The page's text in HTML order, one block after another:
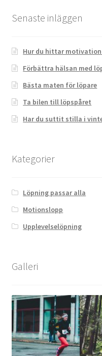
Senaste inläggen
Hur du hittar
Förbättra hälsan med
Bästa maten för löpare
Ta bilen till löpspåret
Har du suttit stilla i
Kategorier
Löpning passar alla
Motionslopp
Upplevelselöpning
Galleri